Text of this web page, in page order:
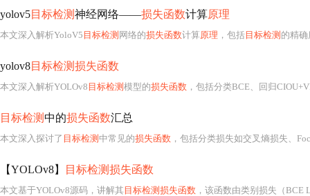
yolov5目标检测神经网络——损失函数计算原理
本文深入解析YoloV5 目标检测 网络的损失函数计算原理 ，包括目标检测 的精
yolov8目标检测损失函数
本文深入解析YOLOv8 目标检测 模型的损失函数 ，包括分类BCE、回归CIOU+VFL的组合
目标检测中的损失函数汇总
本文深入探讨了 目标检测 中常见的损失函数 ，包括分类损失如交叉熵损失、Focal Loss及
【YOLOv8】 目标检测损失函数
本文基于YOLOv8源码，讲解其目标检测损失函数 ，该函数由类别损失（BCE Loss）和定位损失（CIoU Loss + DFL）构成。